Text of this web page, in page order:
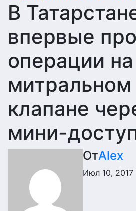
В
впервые
операции на
митральном
клапане
мини-
ОтAlex
Июл 10, 2017